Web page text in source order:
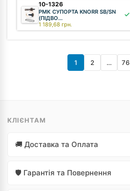
10-1326
РМК СУПОРТА KNORR SB/SN
(ПІДВО...
1 189,68 грн.
1 2 … 76
КЛІЄНТАМ
🚚 Доставка та Оплата
🛡️ Гарантія та Повернення